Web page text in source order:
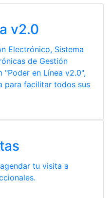
v2.0
Electrónico, Sistema
de Gestión
"Poder en Línea v2.0",
para facilitar todos sus
tu visita a